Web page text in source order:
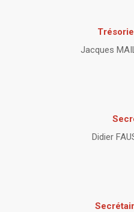
Jacques
Didier